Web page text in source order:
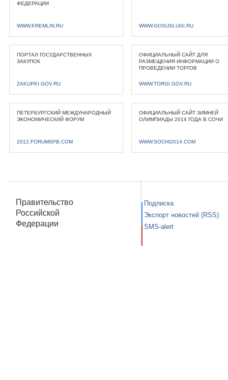
ФЕДЕРАЦИИ
WWW.KREMLIN.RU WWW.GOSUSLUGI.RU
ПОРТАЛ ГОСУДАРСТВЕННЫХ
ЗАКУПОК
ZAKUPKI.GOV.RU
ОФИЦИАЛЬНЫЙ САЙТ ДЛЯ
РАЗМЕЩЕНИЯ ИНФОРМАЦИИ О
ПРОВЕДЕНИИ ТОРГОВ
WWW.TORGI.GOV.RU
ПЕТЕРБУРГСКИЙ МЕЖДУНАРОДНЫЙ
ЭКОНОМИЧЕСКИЙ ФОРУМ
2012.FORUMSPB.COM
ОФИЦИАЛЬНЫЙ САЙТ ЗИМНЕЙ
ОЛИМПИАДЫ 2014 ГОДА В СОЧИ
WWW.SOCHI2014.COM
Правительство
Российской
Федерации
Подписка
Экспорт новостей (RSS)
SMS-alert